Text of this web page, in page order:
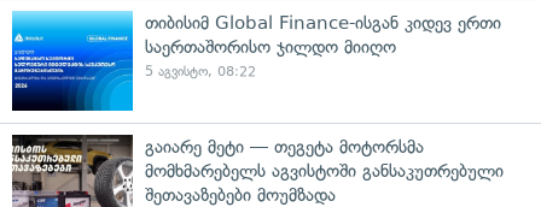
თიბისიმ Global Finance-ისგან კიდევ ერთი
საერთაშორისო ჯილდო მიიღო
5 აგვისტო, 08:22
გაიარე მეტი — თეგეტა მოტორსმა
მომხმარებელს აგვისტოში განსაკუთრებული
შეთავაზებები მოუმზადა